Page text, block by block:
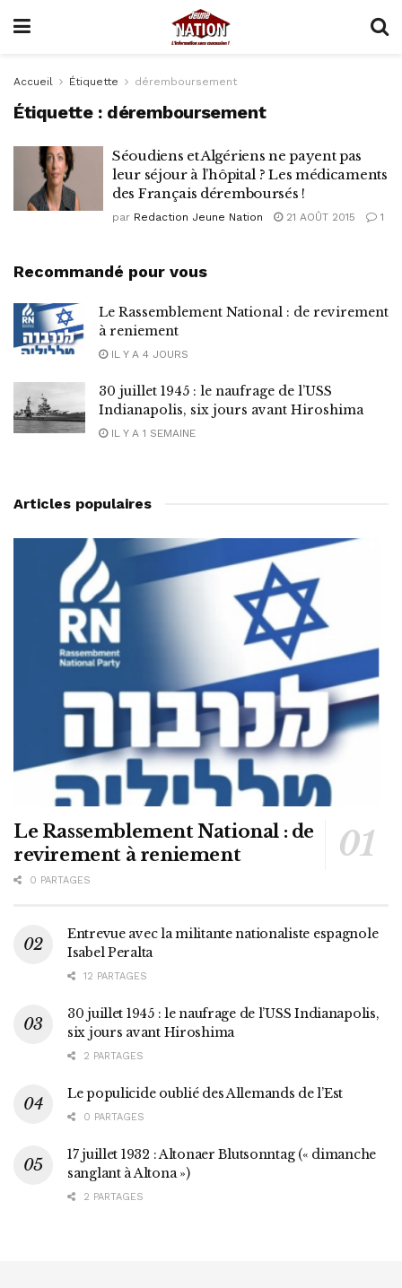
Accueil Étiquette déremboursement
Étiquette : déremboursement
Séoudiens et Algériens ne payent pas
leur séjour à l’hôpital ? Les médicaments
des Français déremboursés !
par Redaction Jeune Nation 21 AOÛT 2015 1
Recommandé pour vous
Le Rassemblement National : de revirement
à reniement
IL Y A 4 JOURS
30 juillet 1945 : le naufrage de l’USS
Indianapolis, six jours avant Hiroshima
IL Y A 1 SEMAINE
Articles populaires
Le Rassemblement National : de
revirement à reniement
0 PARTAGES
Entrevue avec la militante nationaliste espagnole
Isabel Peralta
12 PARTAGES
30 juillet 1945 : le naufrage de l’USS Indianapolis,
six jours avant Hiroshima
2 PARTAGES
Le populicide oublié des Allemands de l’Est
0 PARTAGES
17 juillet 1932 : Altonaer Blutsonntag (« dimanche
sanglant à Altona »)
2 PARTAGES